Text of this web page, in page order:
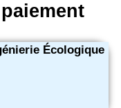
Écologique